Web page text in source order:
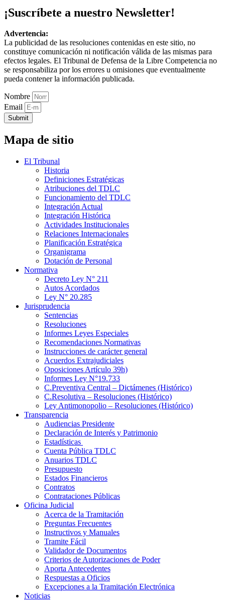
¡Suscríbete a nuestro Newsletter!
Advertencia:
La publicidad de las resoluciones contenidas en este sitio, no
constituye comunicación ni notificación válida de las mismas para
efectos legales. El Tribunal de Defensa de la Libre Competencia no
se responsabiliza por los errores u omisiones que eventualmente
pueda contener la información publicada.
Nombre
Email
Submit
Mapa de sitio
El Tribunal
Historia
Definiciones Estratégicas
Atribuciones del TDLC
Funcionamiento del TDLC
Integración Actual
Integración Histórica
Actividades Institucionales
Relaciones Internacionales
Planificación Estratégica
Organigrama
Dotación de Personal
Normativa
Decreto Ley N° 211
Autos Acordados
Ley N° 20.285
Jurisprudencia
Sentencias
Resoluciones
Informes Leyes Especiales
Recomendaciones Normativas
Instrucciones de carácter general
Acuerdos Extrajudiciales
Oposiciones Artículo 39h)
Informes Ley N°19.733
C.Preventiva Central – Dictámenes (Histórico)
C.Resolutiva – Resoluciones (Histórico)
Ley Antimonopolio – Resoluciones (Histórico)
Transparencia
Audiencias Presidente
Declaración de Interés y Patrimonio
Estadísticas
Cuenta Pública TDLC
Anuarios TDLC
Presupuesto
Estados Financieros
Contratos
Contrataciones Públicas
Oficina Judicial
Acerca de la Tramitación
Preguntas Frecuentes
Instructivos y Manuales
Tramite Fácil
Validador de Documentos
Criterios de Autorizaciones de Poder
Aporta Antecedentes
Respuestas a Oficios
Excepciones a la Tramitación Electrónica
Noticias